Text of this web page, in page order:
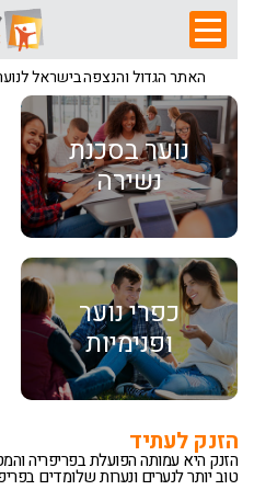
האתר הגדול והנצפה בישראל
נוער בסכנת
נשירה
כפרי נוער
ופנימיות
הזנק לעתיד
הזנק היא עמותה הפועלת בפריפריה
טוב יותר לנערים ונערות שלומדים